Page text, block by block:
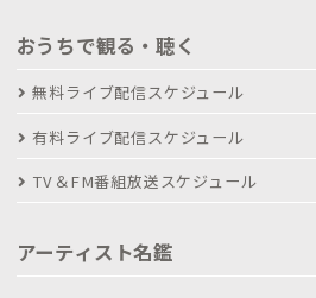
おうちで観る・聴く
無料ライブ配信スケジュール
有料ライブ配信スケジュール
TV＆FM番組放送スケジュール
アーティスト名鑑